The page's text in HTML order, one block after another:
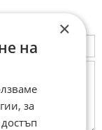
×
на
за